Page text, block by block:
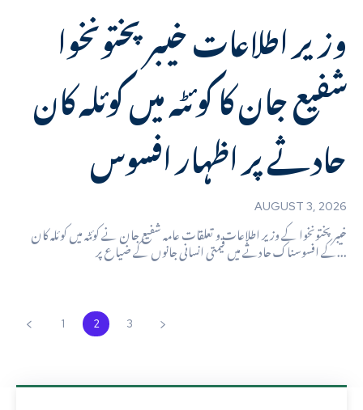
وزیر اطلاعات خیبرپختونخوا
شفیع جان کا کوئٹہ میں کوئلہ کان
حادثے پر اظہار افسوس
AUGUST 3, 2026
خیبرپختونخوا کے وزیر اطلاعات و تعلقات عامہ شفیع جان نے کوئٹہ میں کوئلہ کان
کے افسوسناک حادثے میں قیمتی انسانی جانوں کے ضیاع پر...
1 2 3